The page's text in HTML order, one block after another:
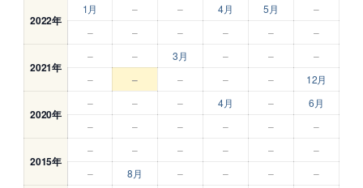
2022年
1月 – – 4月 5月
–
–
– – – – –
2021年
– – 3月 – –
–
–
– – – – 12月
2020年
– – – 4月 –
6月
–
– – – – –
2015年
– – – – –
–
–
8月 – – – –